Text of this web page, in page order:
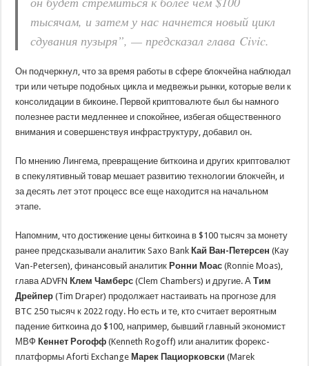
тысячам, и затем у нас начнется новый цикл
сдувания пузыря”, — предсказал глава Civic.
Он подчеркнул, что за время работы в сфере блокчейна наблюдал
три или четыре подобных цикла и медвежьи рынки, которые вели к
консолидации в бикоине. Первой криптовалюте был бы намного
полезнее расти медленнее и спокойнее, избегая общественного
внимания и совершенствуя инфраструктуру, добавил он.
По мнению Лингема, превращение биткоина и других криптовалют
в спекулятивный товар мешает развитию технологии блокчейн, и
за десять лет этот процесс все еще находится на начальном
этапе.
Напомним, что достижение цены биткоина в $100 тысяч за монету
ранее предсказывали аналитик Saxo Bank Кай Ван-Петерсен (Kay
Van-Petersen), финансовый аналитик Ронни Моас (Ronnie Moas),
глава ADVFN Клем Чамберс (Clem Chambers) и другие. АТим
Дрейпер (Tim Draper) продолжает настаивать на прогнозе для
BTC 250 тысяч к 2022 году. Но есть и те, кто считает вероятным
падение биткоина до $100, например, бывший главный экономист
МВФ Кеннет Рогофф (Kenneth Rogoff) или аналитик форекс-
платформы Aforti Exchange Марек Пациорковски (Marek